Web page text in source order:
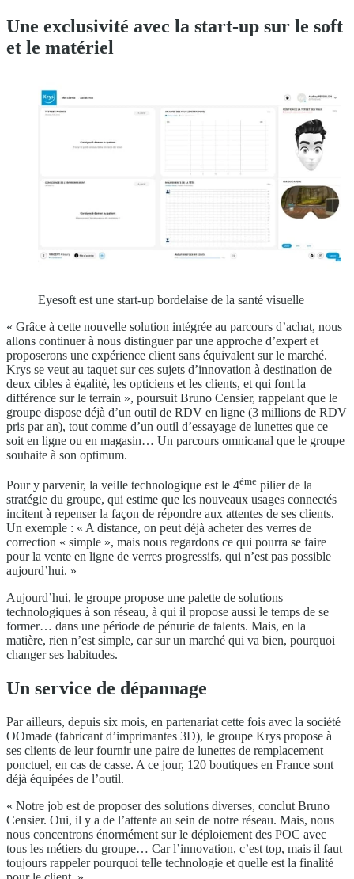
Une exclusivité avec la start-up sur le soft
et le matériel
Eyesoft est une start-up bordelaise de la santé visuelle
« Grâce à cette nouvelle solution intégrée au parcours d’achat, nous
allons continuer à nous distinguer par une approche d’expert et
proposerons une expérience client sans équivalent sur le marché.
Krys se veut au taquet sur ces sujets d’innovation à destination de
deux cibles à égalité, les opticiens et les clients, et qui font la
différence sur le terrain », poursuit Bruno Censier, rappelant que le
groupe dispose déjà d’un outil de RDV en ligne (3 millions de RDV
pris par an), tout comme d’un outil d’essayage de lunettes que ce
soit en ligne ou en magasin… Un parcours omnicanal que le groupe
souhaite à son optimum.
Pour y parvenir, la veille technologique est le 4ème pilier de la
stratégie du groupe, qui estime que les nouveaux usages connectés
incitent à repenser la façon de répondre aux attentes de ses clients.
Un exemple : « A distance, on peut déjà acheter des verres de
correction « simple », mais nous regardons ce qui pourra se faire
pour la vente en ligne de verres progressifs, qui n’est pas possible
aujourd’hui. »
Aujourd’hui, le groupe propose une palette de solutions
technologiques à son réseau, à qui il propose aussi le temps de se
former… dans une période de pénurie de talents. Mais, en la
matière, rien n’est simple, car sur un marché qui va bien, pourquoi
changer ses habitudes.
Un service de dépannage
Par ailleurs, depuis six mois, en partenariat cette fois avec la société
OOmade (fabricant d’imprimantes 3D), le groupe Krys propose à
ses clients de leur fournir une paire de lunettes de remplacement
ponctuel, en cas de casse. A ce jour, 120 boutiques en France sont
déjà équipées de l’outil.
« Notre job est de proposer des solutions diverses, conclut Bruno
Censier. Oui, il y a de l’attente au sein de notre réseau. Mais, nous
nous concentrons énormément sur le déploiement des POC avec
tous les métiers du groupe… Car l’innovation, c’est top, mais il faut
toujours rappeler pourquoi telle technologie et quelle est la finalité